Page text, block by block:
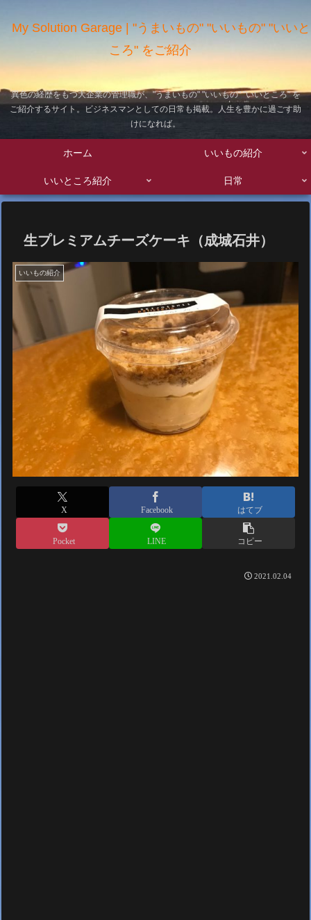
My Solution Garage | "うまいもの" "いいもの" "いいと
ころ" をご紹介
異色の経歴をもつ大企業の管理職が、"うまいもの" "いいもの" "いいところ" を
ご紹介するサイト。ビジネスマンとしての日常も掲載。人生を豊かに過ごす助
けになれば。
ホーム いいもの紹介
いいところ紹介 日常
生プレミアムチーズケーキ（成城石井）
いいもの紹介
X Facebook はてブ
Pocket LINE コピー
2021.02.04